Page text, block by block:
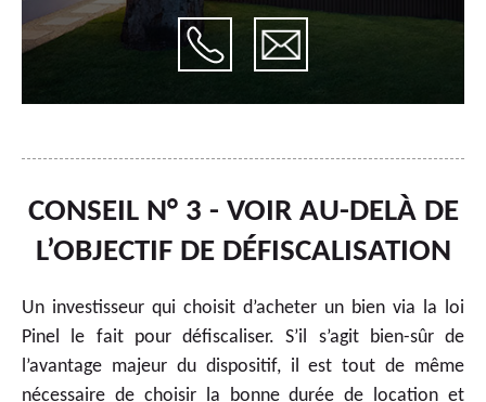
CONSEIL N° 3 - VOIR AU-DELÀ DE
L’OBJECTIF DE DÉFISCALISATION
Un investisseur qui choisit d’acheter un bien via la loi
Pinel le fait pour défiscaliser. S’il s’agit bien-sûr de
l’avantage majeur du dispositif, il est tout de même
nécessaire de choisir la bonne durée de location et